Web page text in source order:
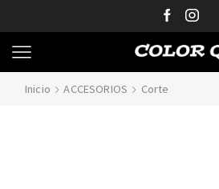
Inicio ACCESORIOS Corte